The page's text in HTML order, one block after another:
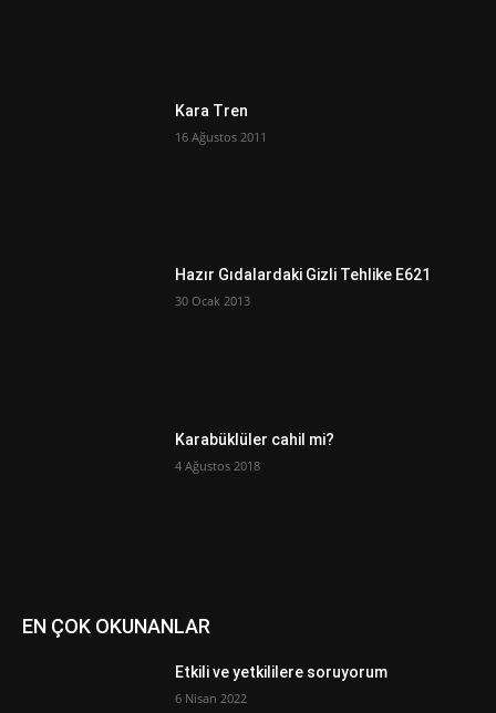
Kara Tren
16 Ağustos 2011
Hazır Gıdalardaki Gizli Tehlike E621
30 Ocak 2013
Karabüklüler cahil mi?
4 Ağustos 2018
EN ÇOK OKUNANLAR
Etkili ve yetkililere soruyorum
6 Nisan 2022